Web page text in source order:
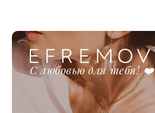
С любовью для тебя! ❤️